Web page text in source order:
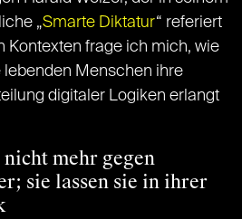
„Smarte Diktatur“ referiert
Kontexten frage ich mich, wie
Menschen ihre
digitaler Logiken erlangt
mehr gegen
sie lassen sie in ihrer